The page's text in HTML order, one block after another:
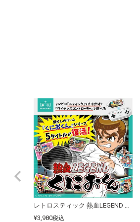
レトロスティック 熱血LEGEND くにおくん
¥3,980税込